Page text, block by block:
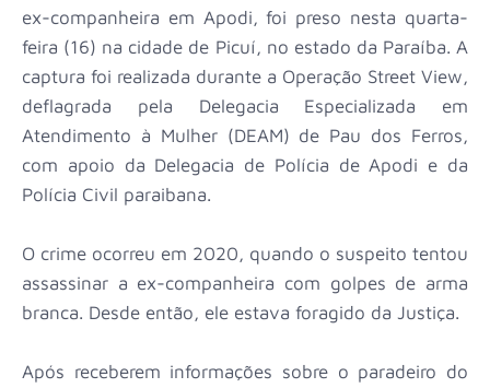
ex-companheira em Apodi, foi preso nesta quarta-
feira (16) na cidade de Picuí, no estado da Paraíba. A
captura foi realizada durante a Operação Street View,
deflagrada pela Delegacia Especializada em
Atendimento à Mulher (DEAM) de Pau dos Ferros,
com apoio da Delegacia de Polícia de Apodi e da
Polícia Civil paraibana.
O crime ocorreu em 2020, quando o suspeito tentou
assassinar a ex-companheira com golpes de arma
branca. Desde então, ele estava foragido da Justiça.
Após receberem informações sobre o paradeiro do